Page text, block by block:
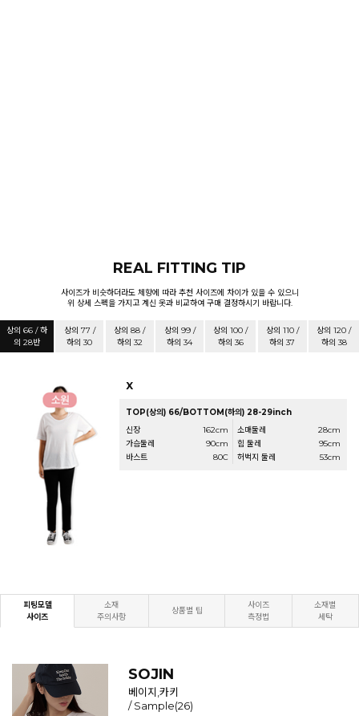
REAL FITTING TIP
사이즈가 비슷하더라도 체향에 따라 추천 사이즈에 차이가 있을 수 있으니
위 상세 스펙을 가지고 계신 옷과 비교하여 구매 결정하시기 바랍니다.
상의 66 / 하
의 28반
상의 77 /
하의 30
상의 88 /
하의 32
상의 99 /
하의 34
상의 100 /
하의 36
상의 110 /
하의 37
상의 120 /
하의 38
X
TOP(상의) 66/BOTTOM(하의) 28-29inch
신장
162cm
가슴둘레
90cm
바스트
80C
소매둘레
28cm
힙 둘레
95cm
허벅지 둘레
53cm
피팅모델
사이즈
소재
주의사항
상품별 팁
사이즈
측정법
소재별
세탁
SOJIN
베이지,카키
/ Sample(26)